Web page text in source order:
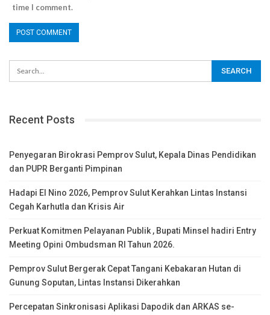
time I comment.
Recent Posts
Penyegaran Birokrasi Pemprov Sulut, Kepala Dinas Pendidikan
dan PUPR Berganti Pimpinan
Hadapi El Nino 2026, Pemprov Sulut Kerahkan Lintas Instansi
Cegah Karhutla dan Krisis Air
Perkuat Komitmen Pelayanan Publik , Bupati Minsel hadiri Entry
Meeting Opini Ombudsman RI Tahun 2026.
Pemprov Sulut Bergerak Cepat Tangani Kebakaran Hutan di
Gunung Soputan, Lintas Instansi Dikerahkan
Percepatan Sinkronisasi Aplikasi Dapodik dan ARKAS se-